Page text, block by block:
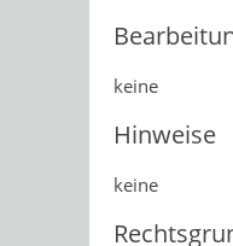
keine
Hinweise
keine